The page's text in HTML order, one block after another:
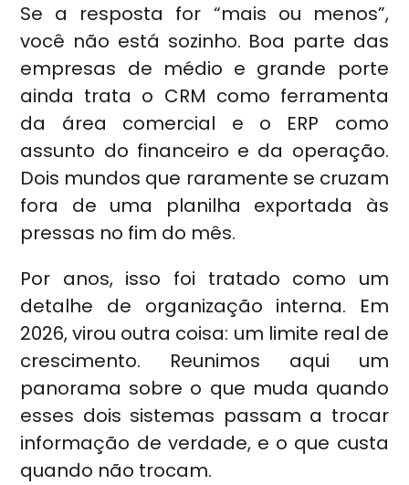
Se a resposta for “mais ou menos”,
você não está sozinho. Boa parte das
empresas de médio e grande porte
ainda trata o CRM como ferramenta
da área comercial e o ERP como
assunto do financeiro e da operação.
Dois mundos que raramente se cruzam
fora de uma planilha exportada às
pressas no fim do mês.
Por anos, isso foi tratado como um
detalhe de organização interna. Em
2026, virou outra coisa: um limite real de
crescimento. Reunimos aqui um
panorama sobre o que muda quando
esses dois sistemas passam a trocar
informação de verdade, e o que custa
quando não trocam.